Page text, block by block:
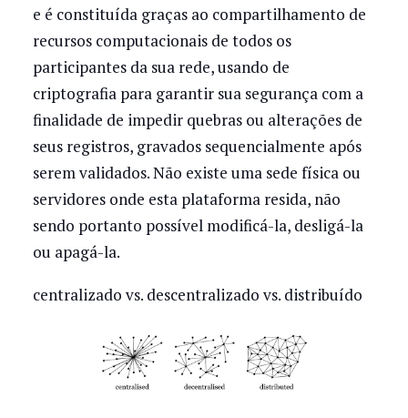
e é constituída graças ao compartilhamento de
recursos computacionais de todos os
participantes da sua rede, usando de
criptografia para garantir sua segurança com a
finalidade de impedir quebras ou alterações de
seus registros, gravados sequencialmente após
serem validados. Não existe uma sede física ou
servidores onde esta plataforma resida, não
sendo portanto possível modificá-la, desligá-la
ou apagá-la.
centralizado vs. descentralizado vs. distribuído